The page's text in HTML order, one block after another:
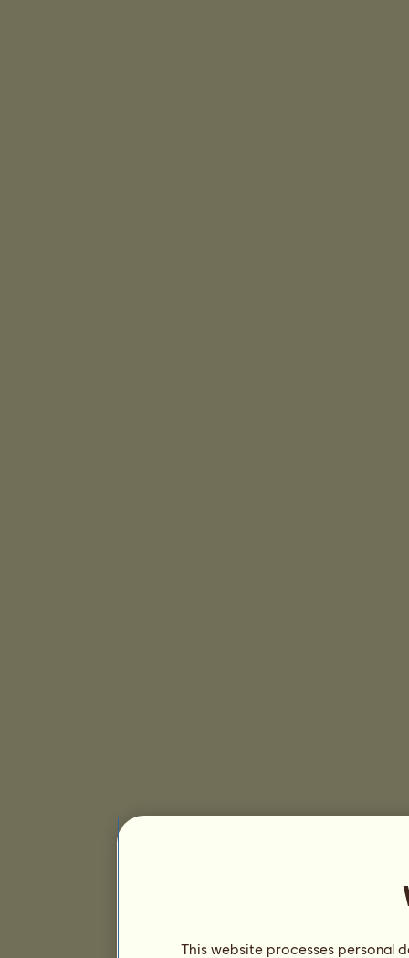
This website processes personal